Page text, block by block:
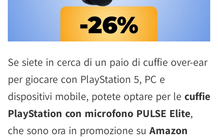
Se siete in cerca di un paio di cuffie over-ear
per giocare con PlayStation 5, PC e
dispositivi mobile, potete optare per le cuffie
PlayStation con microfono PULSE Elite,
che sono ora in promozione su Amazon